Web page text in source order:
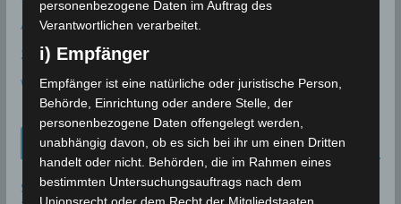
AE
24P/Schaumasse
Wolfsmond
Tunesien News
Sousse: Warum ist die Entsalzungsanlage Sidi Abdelhamid
personenbezogene Daten im Auftrag des
Verantwortlichen verarbeitet.
i) Empfänger
Empfänger ist eine natürliche oder juristische Person,
Behörde, Einrichtung oder andere Stelle, der
personenbezogene Daten offengelegt werden,
unabhängig davon, ob es sich bei ihr um einen Dritten
handelt oder nicht. Behörden, die im Rahmen eines
bestimmten Untersuchungsauftrags nach dem